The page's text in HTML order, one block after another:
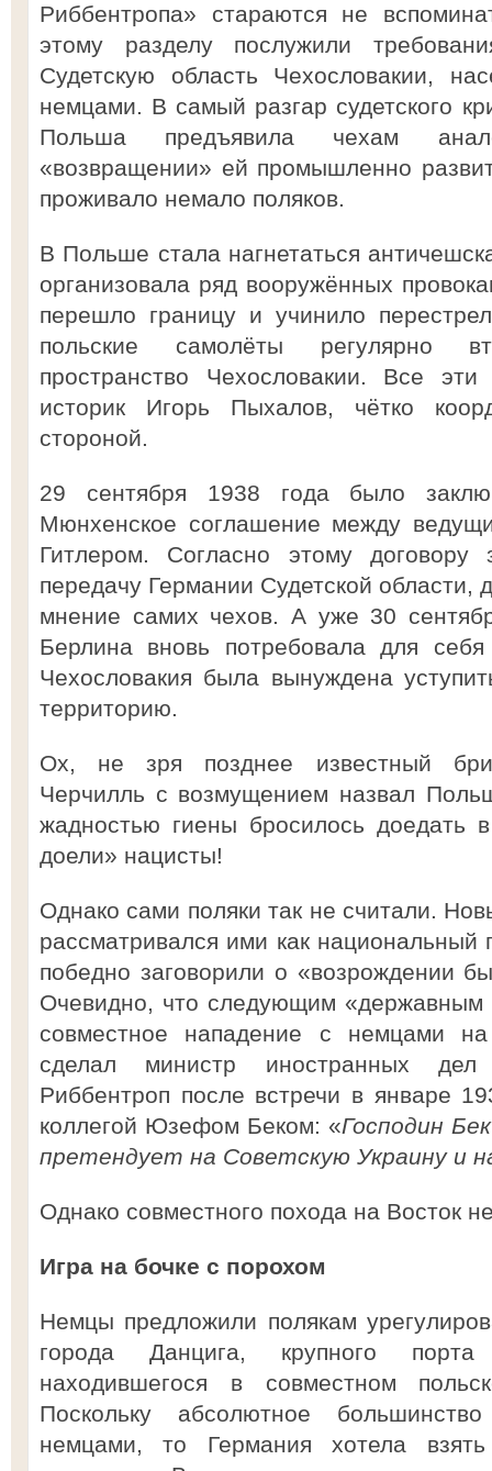
Риббентропа» стараются не
этому разделу послужили
Судетскую область Чехословакии,
немцами. В самый разгар судетского
Польша предъявила чехам
«возвращении» ей промышленно
проживало немало поляков.
В Польше стала нагнетаться
организовала ряд вооружённых
перешло границу и учинило
польские самолёты регулярно
пространство Чехословакии. Все
историк Игорь Пыхалов, чётко
стороной.
29 сентября 1938 года было
Мюнхенское соглашение между
Гитлером. Согласно этому договору
передачу Германии Судетской
мнение самих чехов. А уже 30
Берлина вновь потребовала для
Чехословакия была вынуждена
территорию.
Ох, не зря позднее известный
Черчилль с возмущением назвал
жадностью гиены бросилось доедать
доели» нацисты!
Однако сами поляки так не считали.
рассматривался ими как национальный
победно заговорили о «возрождении
Очевидно, что следующим
совместное нападение с немцами
сделал министр иностранных
Риббентроп после встречи в январе
коллегой Юзефом Беком: «Господин
претендует на Советскую Украину и
Однако совместного похода на Восток
Игра на бочке с порохом
Немцы предложили полякам
города Данцига, крупного
находившегося в совместном
Поскольку абсолютное
немцами, то Германия хотела